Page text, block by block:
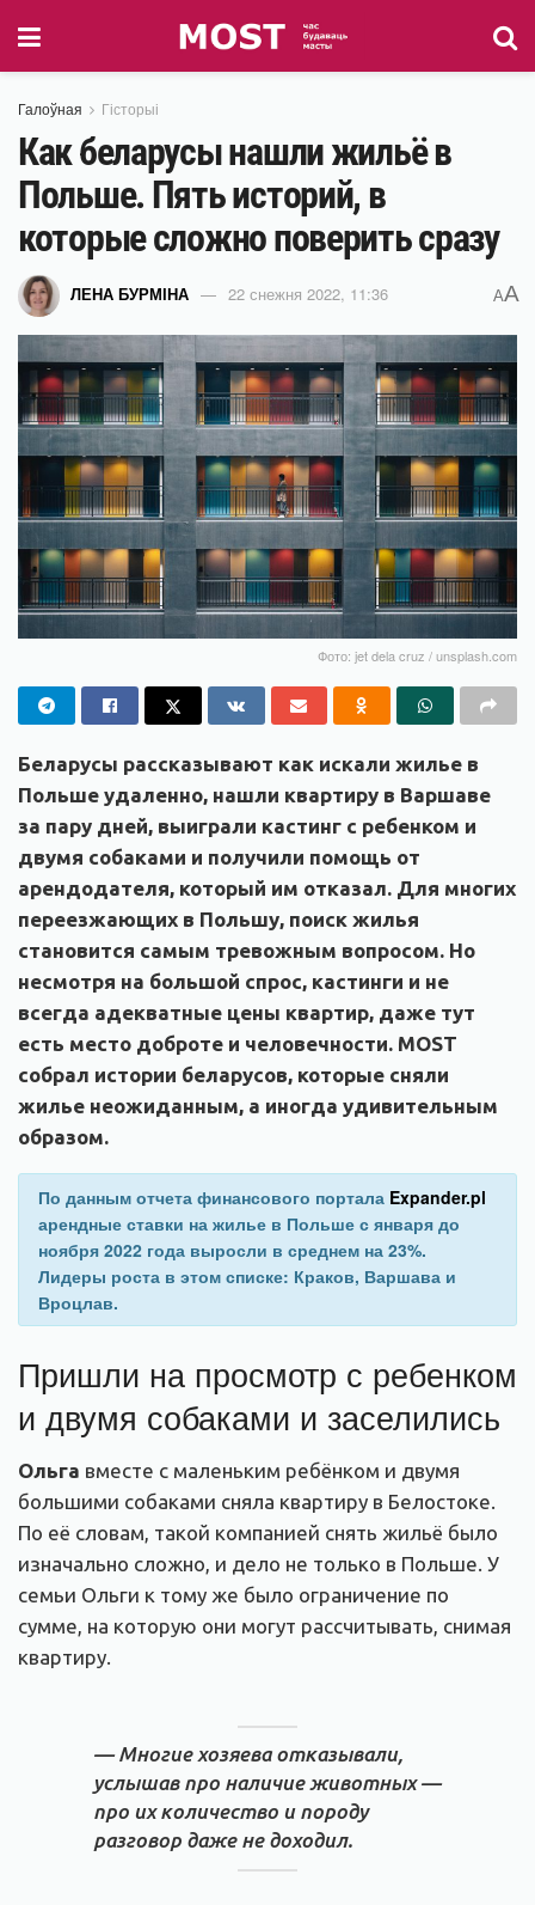
Галоўная Гісторыі
Как беларусы нашли жильё в
Польше. Пять историй, в
которые сложно поверить сразу
ЛЕНА БУРМІНА 22 снежня 2022, 11:36 AA
Фото: jet dela cruz / unsplash.com
Беларусы рассказывают как искали жилье в
Польше удаленно, нашли квартиру в Варшаве
за пару дней, выиграли кастинг с ребенком и
двумя собаками и получили помощь от
арендодателя, который им отказал. Для многих
переезжающих в Польшу, поиск жилья
становится самым тревожным вопросом. Но
несмотря на большой спрос, кастинги и не
всегда адекватные цены квартир, даже тут
есть место доброте и человечности. MOST
собрал истории беларусов, которые сняли
жилье неожиданным, а иногда удивительным
образом.
По данным отчета финансового портала Expander.pl
арендные ставки на жилье в Польше с января до
ноября 2022 года выросли в среднем на 23%.
Лидеры роста в этом списке: Краков, Варшава и
Вроцлав.
Пришли на просмотр с ребенком
и двумя собаками и заселились
Ольга вместе с маленьким ребёнком и двумя
большими собаками сняла квартиру в Белостоке.
По её словам, такой компанией снять жильё было
изначально сложно, и дело не только в Польше. У
семьи Ольги к тому же было ограничение по
сумме, на которую они могут рассчитывать, снимая
квартиру.
— Многие хозяева отказывали,
услышав про наличие животных —
про их количество и породу
разговор даже не доходил.